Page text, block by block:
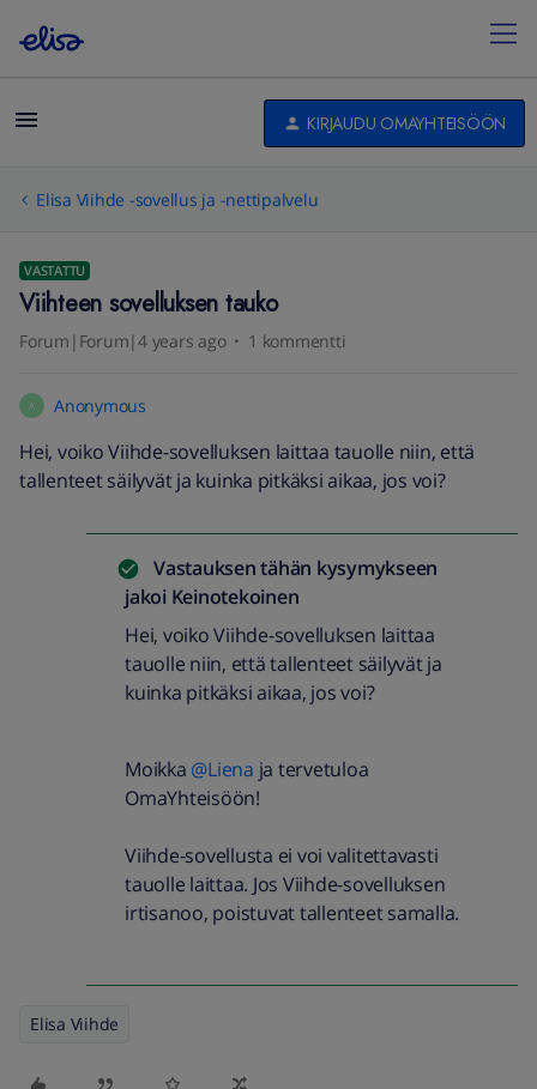
KIRJAUDU OMAYHTEISÖÖN
Elisa Viihde -sovellus ja -nettipalvelu
VASTATTU
Viihteen sovelluksen tauko
Forum|Forum|4 years ago 1 kommentti
A Anonymous
Hei, voiko Viihde-sovelluksen laittaa tauolle niin, että
tallenteet säilyvät ja kuinka pitkäksi aikaa, jos voi?
Vastauksen tähän kysymykseen
jakoi Keinotekoinen
Hei, voiko Viihde-sovelluksen laittaa
tauolle niin, että tallenteet säilyvät ja
kuinka pitkäksi aikaa, jos voi?
Moikka @Liena ja tervetuloa
OmaYhteisöön!
Viihde-sovellusta ei voi valitettavasti
tauolle laittaa. Jos Viihde-sovelluksen
irtisanoo, poistuvat tallenteet samalla.
Elisa Viihde